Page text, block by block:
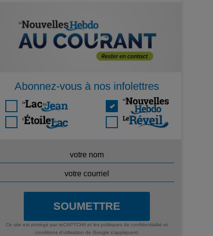
Abonnez-vous à nos infolettres
SOUMETTRE
Ce site est protégé par reCAPTCHA et les politiques de confidentialité et
conditions d'utilisation de Google s'appliquent.